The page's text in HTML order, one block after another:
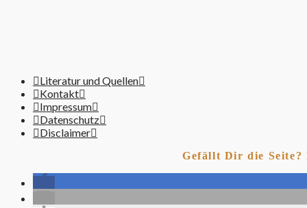
Literatur und Quellen
Kontakt
Impressum
Datenschutz
Disclaimer
Gefällt Dir die Seite?